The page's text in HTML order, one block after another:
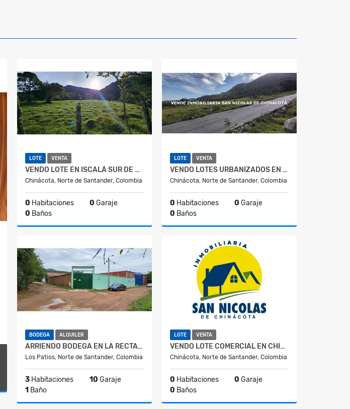
LOTE VENTA
VENDO LOTE EN ISCALÁ SUR DE CHINACOTA
Chinácota, Norte de Santander, Colombia
0 Habitaciones 0 Garaje
0 Baños
$70.000.000
LOTE VENTA
VENDO LOTES URBANIZADOS EN CHINACOTA
Chinácota, Norte de Santander, Colombia
0 Habitaciones 0 Garaje
0 Baños
Consultar
BODEGA ALQUILER
ARRIENDO BODEGA EN LA RECTA LOS VADOS (LOS PATIOS)
Los Patios, Norte de Santander, Colombia
3 Habitaciones 10 Garaje
1 Baño
LOTE VENTA
VENDO LOTE COMERCIAL EN CHINACOTA
Chinácota, Norte de Santander, Colombia
0 Habitaciones 0 Garaje
0 Baños